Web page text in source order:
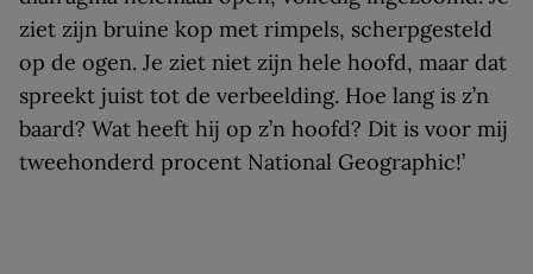
ziet zijn bruine kop met rimpels, scherpgesteld
op de ogen. Je ziet niet zijn hele hoofd, maar dat
spreekt juist tot de verbeelding. Hoe lang is z’n
baard? Wat heeft hij op z’n hoofd? Dit is voor mij
tweehonderd procent National Geographic!’